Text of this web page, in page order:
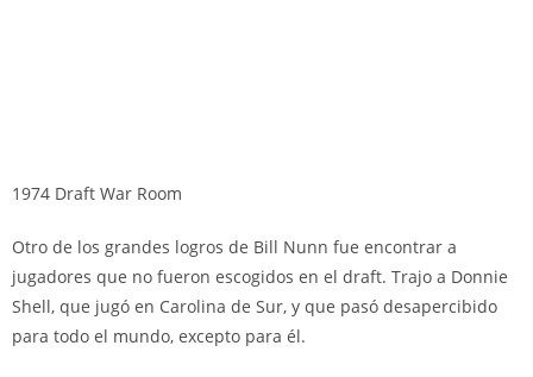
1974 Draft War Room
Otro de los grandes logros de Bill Nunn fue encontrar a
jugadores que no fueron escogidos en el draft. Trajo a Donnie
Shell, que jugó en Carolina de Sur, y que pasó desapercibido
para todo el mundo, excepto para él.